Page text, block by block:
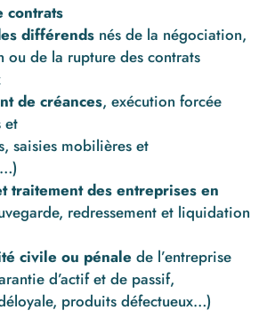
contrats
différends nés de la négociation,
ou de la rupture des contrats
de créances, exécution forcée
et
saisies mobilières et
traitement des entreprises en
redressement et liquidation
civile ou pénale de l’entreprise
d’actif et de passif,
produits défectueux…)